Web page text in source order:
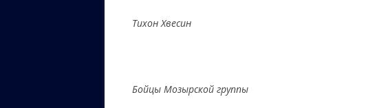
Тихон Хвесин
Бойцы Мозырской группы